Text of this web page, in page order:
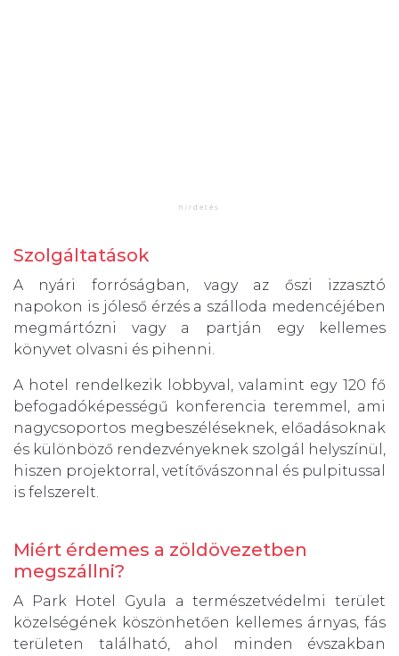
Szolgáltatások
A nyári forróságban, vagy az őszi izzasztó
napokon is jóleső érzés a szálloda medencéjében
megmártózni vagy a partján egy kellemes
könyvet olvasni és pihenni.
A hotel rendelkezik lobbyval, valamint egy 120 fő
befogadóképességű konferencia teremmel, ami
nagycsoportos megbeszéléseknek, előadásoknak
és különböző rendezvényeknek szolgál helyszínül,
hiszen projektorral, vetítővászonnal és pulpitussal
is felszerelt.
Miért érdemes a zöldövezetben
megszállni?
A Park Hotel Gyula a természetvédelmi terület
közelségének köszönhetően kellemes árnyas, fás
területen található, ahol minden évszakban